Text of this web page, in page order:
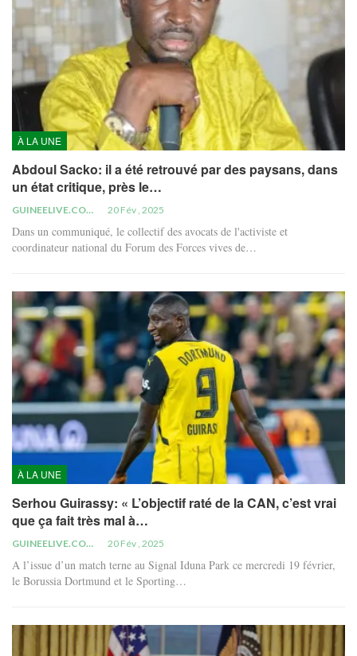
À LA UNE
Abdoul Sacko: il a été retrouvé par des paysans, dans
un état critique, près le…
GUINEELIVE.COM 20 Fév , 2025
Dans un communiqué, le collectif des avocats de l'activiste et
coordinateur national du Forum des Forces vives de…
À LA UNE
Serhou Guirassy: « L’objectif raté de la CAN, c’est vrai
que ça fait très mal à…
GUINEELIVE.COM 20 Fév , 2025
A l’issue d’un match terne au Signal Iduna Park ce mercredi 19 février,
le Borussia Dortmund et le Sporting…